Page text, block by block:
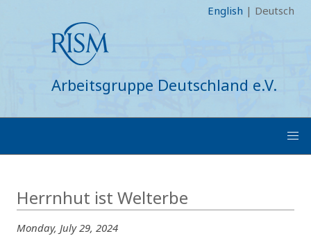
English | Deutsch
Arbeitsgruppe Deutschland e.V.
Herrnhut ist Welterbe
Monday, July 29, 2024